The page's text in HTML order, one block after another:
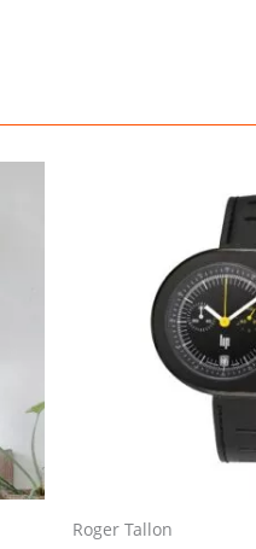
Roger Tallon